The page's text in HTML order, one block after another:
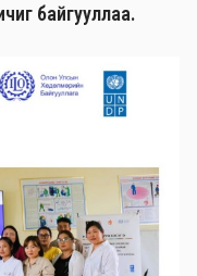
байгууллаа.